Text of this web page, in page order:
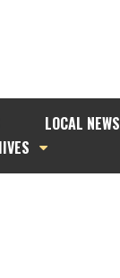
LOCAL NEWS